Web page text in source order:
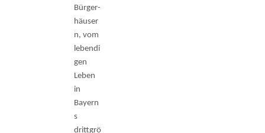
Bürger­
häuser
n, vom
lebendi
gen
Leben
in
Bayern
s
drittgrö